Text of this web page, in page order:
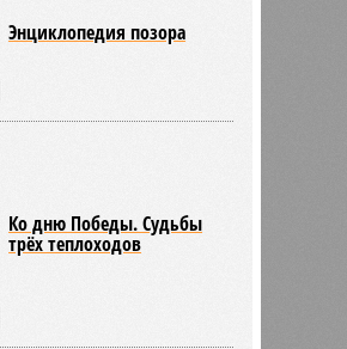
Энциклопедия позора
Ко дню Победы. Судьбы
трёх теплоходов